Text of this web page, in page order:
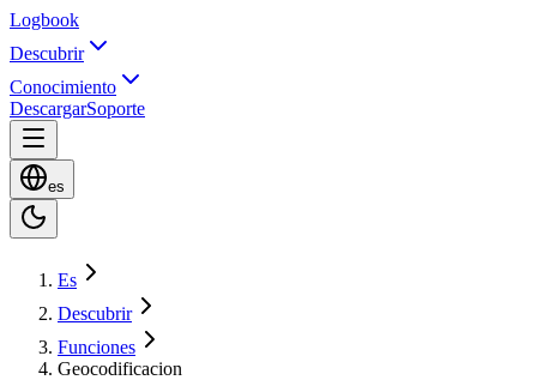
Logbook
Descubrir
Conocimiento
DescargarSoporte
es
Es
Descubrir
Funciones
Geocodificacion